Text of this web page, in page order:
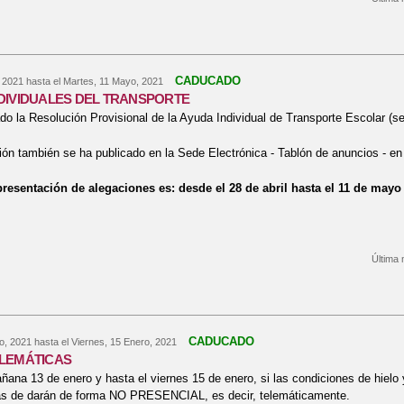
hasta el Martes, 11 Mayo, 2021 CADUCADO
DEL TRANSPORTE
la Resolución Provisional de la Ayuda Individual de Transporte Escolar
también se ha publicado en la Sede Electrónica - Tablón de anuncios -
de alegaciones es: desde el 28 de abril hasta el 11 de mayo
Última
2021 hasta el Viernes, 15 Enero, 2021 CADUCADO
13 de enero y hasta el viernes 15 de enero, si las condiciones de
de darán de forma NO PRESENCIAL, es decir, telemáticamente.